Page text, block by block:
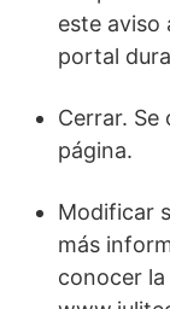
este aviso
portal
Cerrar. Se
página.
Modificar
más
conocer